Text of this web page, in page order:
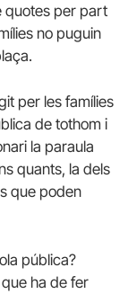
quotes per part
no puguin
per les famílies
de tothom i
la paraula
quants, la dels
que poden
pública?
ha de fer